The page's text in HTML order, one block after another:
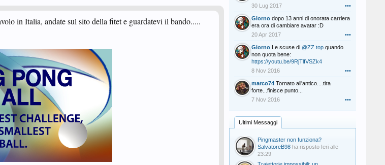
in Italia, andate sul sito della fitet e guardatevi il bando.....
30 Lug 2017
•••
Giorno dopo 13 anni di onorata carriera
era ora di cambiare avatar :D
20 Apr 2017
•••
Giorno Le scuse di @ZZ top quando
non quota bene:
https://youtu.be/9RjTlfVSZk4
8 Nov 2016
•••
marco74 Tornato all'antico....tira
forte...finisce punto...
7 Nov 2016
•••
Ultimi Messaggi
Pingmaster non funziona?
SalvatoreB98 ha risposto Ieri alle
23:29